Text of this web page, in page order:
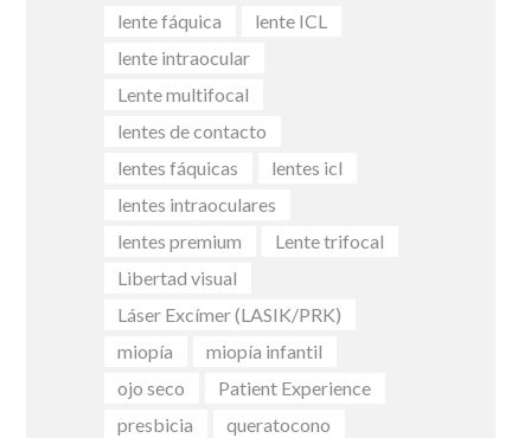
lente fáquica
lente ICL
lente intraocular
Lente multifocal
lentes de contacto
lentes fáquicas
lentes icl
lentes intraoculares
lentes premium
Lente trifocal
Libertad visual
Láser Excímer (LASIK/PRK)
miopía
miopía infantil
ojo seco
Patient Experience
presbicia
queratocono